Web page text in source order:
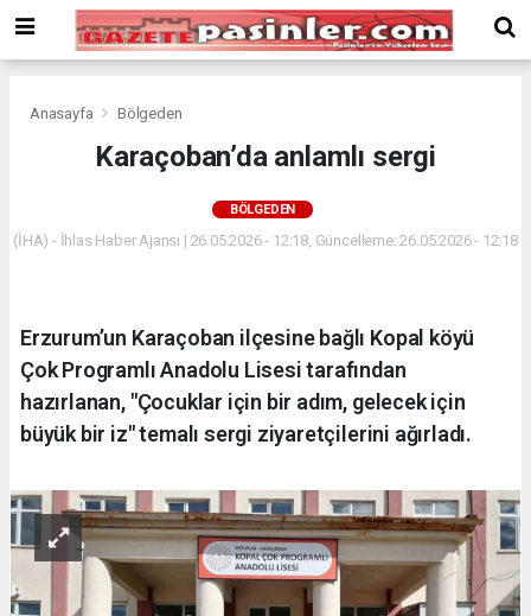
Bonusu
Veren
deneme
bonus
Bonus
Veren
Siteler
Anasayfa Bölgeden
Karaçoban’da anlamlı sergi
BÖLGEDEN
(İHA) - İhlas Haber Ajansı | 26.05.2026 - 12:18, Güncelleme: 26.05.2026 - 12:18
Erzurum’un Karaçoban ilçesine bağlı Kopal köyü
Çok Programlı Anadolu Lisesi tarafından
hazırlanan, "Çocuklar için bir adım, gelecek için
büyük bir iz" temalı sergi ziyaretçilerini ağırladı.